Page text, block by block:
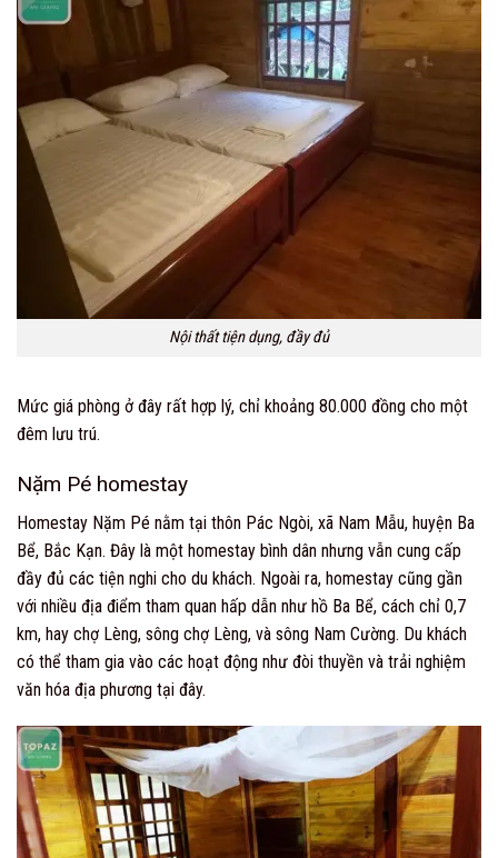
Nội thất tiện dụng, đầy đủ
Mức giá phòng ở đây rất hợp lý, chỉ khoảng 80.000 đồng cho một
đêm lưu trú.
Nặm Pé homestay
Homestay Nặm Pé nằm tại thôn Pác Ngòi, xã Nam Mẫu, huyện Ba
Bể, Bắc Kạn. Đây là một homestay bình dân nhưng vẫn cung cấp
đầy đủ các tiện nghi cho du khách. Ngoài ra, homestay cũng gần
với nhiều địa điểm tham quan hấp dẫn như hồ Ba Bể, cách chỉ 0,7
km, hay chợ Lèng, sông chợ Lèng, và sông Nam Cường. Du khách
có thể tham gia vào các hoạt động như đòi thuyền và trải nghiệm
văn hóa địa phương tại đây.